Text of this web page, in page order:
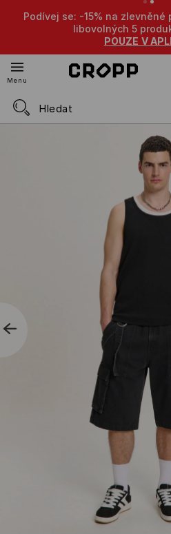
Podívej se: -15% na
libovolných 5
POUZE V
Menu